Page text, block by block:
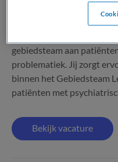
Vaste aanstelling
gebiedsteam aan
problematiek. Jij zorgt
binnen het Gebiedsteam
patiënten met
Bekijk vacature